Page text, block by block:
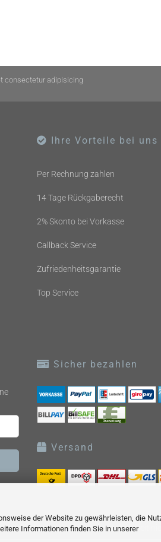
der Website zu gewährleisten, die
Informationen finden Sie in unserer
consectetur adipisicing
Ihre Vorteile bei uns
Per Rechnung zahlen
14 Tage Rückgaberecht
2% Skonto bei Vorkasse
Callback Service
Zufriedenheitsgarantie
Top Service
Sicher bezahlen
Versand
zzgl.Versandkostensoweit